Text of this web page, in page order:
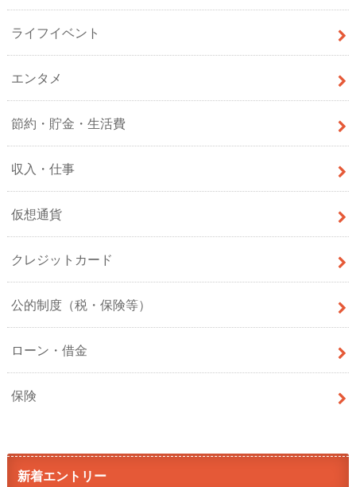
ライフイベント
エンタメ
節約・貯金・生活費
収入・仕事
仮想通貨
クレジットカード
公的制度（税・保険等）
ローン・借金
保険
新着エントリー